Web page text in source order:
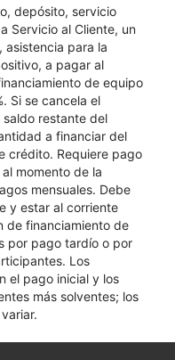
depósito, servicio
Servicio al Cliente, un
para la
a pagar al
de equipo
Si se cancela el
restante del
a financiar del
crédito. Requiere pago
momento de la
mensuales. Debe
y estar al corriente
de financiamiento de
por pago tardío o por
Los
el pago inicial y los
más solventes; los